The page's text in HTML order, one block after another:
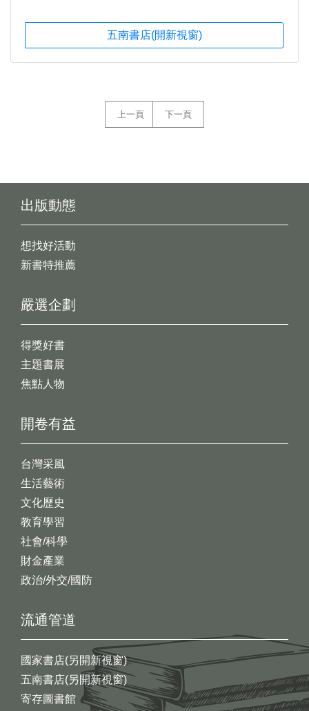
五南書店(開新視窗)
上一頁 下一頁
出版動態
想找好活動
新書特推薦
開卷有益
台灣采風
生活藝術
文化歷史
教育學習
社會/科學
財金產業
政治/外交/國防
嚴選企劃
得獎好書
主題書展
焦點人物
流通管道
國家書店(另開新視窗)
五南書店(另開新視窗)
寄存圖書館